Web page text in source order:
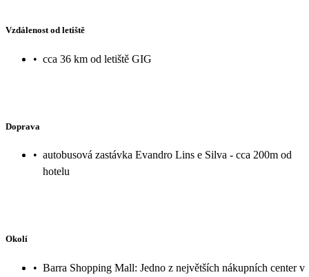
Vzdálenost od letiště
• cca 36 km od letiště GIG
Doprava
• autobusová zastávka Evandro Lins e Silva - cca 200m od
hotelu
Okolí
• Barra Shopping Mall: Jedno z největších nákupních center v